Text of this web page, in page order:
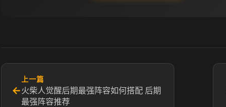
←
上一篇
火柴人觉醒后期最强阵容如何搭配 后期
最强阵容推荐